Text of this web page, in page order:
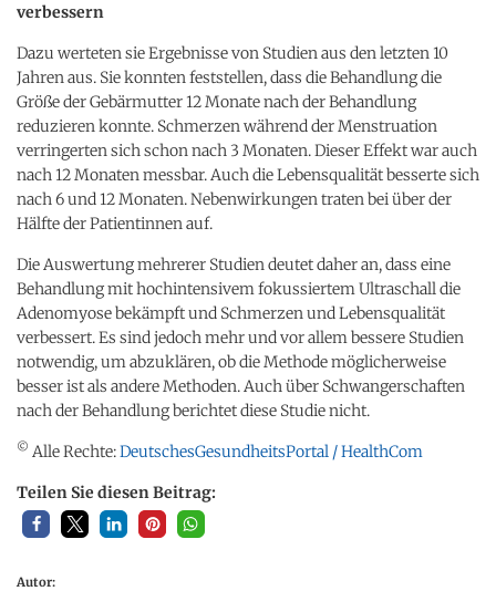
verbessern
Dazu werteten sie Ergebnisse von Studien aus den letzten 10
Jahren aus. Sie konnten feststellen, dass die Behandlung die
Größe der Gebärmutter 12 Monate nach der Behandlung
reduzieren konnte. Schmerzen während der Menstruation
verringerten sich schon nach 3 Monaten. Dieser Effekt war auch
nach 12 Monaten messbar. Auch die Lebensqualität besserte sich
nach 6 und 12 Monaten. Nebenwirkungen traten bei über der
Hälfte der Patientinnen auf.
Die Auswertung mehrerer Studien deutet daher an, dass eine
Behandlung mit hochintensivem fokussiertem Ultraschall die
Adenomyose bekämpft und Schmerzen und Lebensqualität
verbessert. Es sind jedoch mehr und vor allem bessere Studien
notwendig, um abzuklären, ob die Methode möglicherweise
besser ist als andere Methoden. Auch über Schwangerschaften
nach der Behandlung berichtet diese Studie nicht.
© Alle Rechte:DeutschesGesundheitsPortal / HealthCom
Teilen Sie diesen Beitrag:
Autor: